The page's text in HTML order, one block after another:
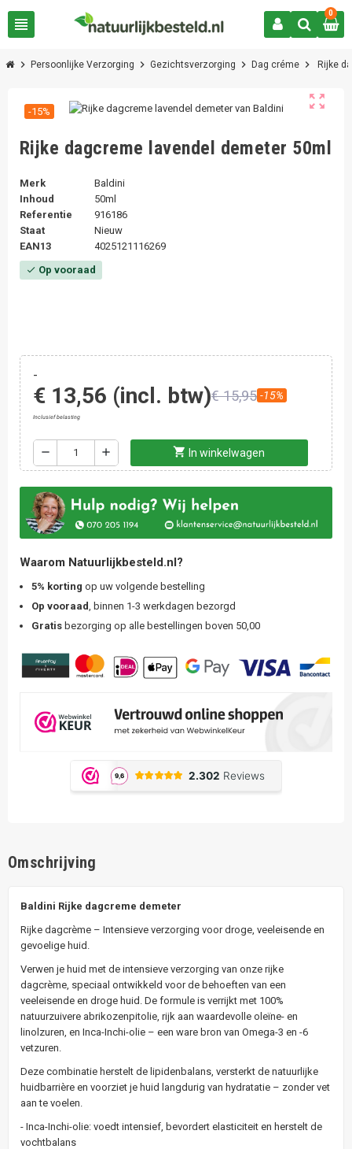
view_headline
0
chevron_right Persoonlijke Verzorging chevron_right Gezichtsverzorging chevron_right Dag créme chevron_right Rijke
zoom_out_map
-15%
Rijke dagcreme lavendel demeter 50ml
Merk
Baldini
Inhoud
50ml
Referentie
916186
Staat
Nieuw
EAN13
4025121116269
check Op vooraad
-
€ 13,56 (incl. btw)€ 15,95 -15%
Inclusief belasting
remove add shopping_cart In winkelwagen
Waarom Natuurlijkbesteld.nl?
5% korting op uw volgende bestelling
Op vooraad
, binnen 1-3 werkdagen bezorgd
Gratis bezorging op alle bestellingen boven 50,00
Omschrijving
Baldini Rijke dagcreme demeter
Rijke dagcrème – Intensieve verzorging voor droge, veeleisende en
gevoelige huid.
Verwen je huid met de intensieve verzorging van onze rijke
dagcrème, speciaal ontwikkeld voor de behoeften van een
veeleisende en droge huid. De formule is verrijkt met 100%
natuurzuivere abrikozenpitolie, rijk aan waardevolle oleïne- en
linolzuren, en Inca-Inchi-olie – een ware bron van Omega-3 en -6
vetzuren.
Deze combinatie herstelt de lipidenbalans, versterkt de natuurlijke
huidbarrière en voorziet je huid langdurig van hydratatie – zonder vet
aan te voelen.
- Inca-Inchi-olie: voedt intensief, bevordert elasticiteit en herstelt de
vochtbalans